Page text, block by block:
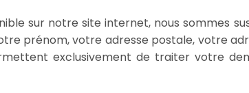
sur notre site internet, nous sommes
prénom, votre adresse postale, votre
exclusivement de traiter votre